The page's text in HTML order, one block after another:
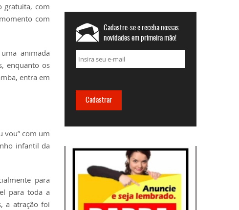
gratuita, com
com
animada
enquanto os
entra em
vou” com um
infantil da
para
para toda a
a atração foi
Cadastre-se e receba nossas
novidades em primeira mão!